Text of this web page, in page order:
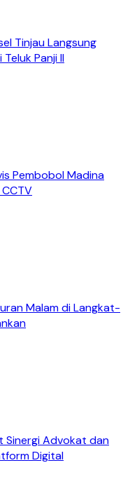
Tinjau Langsung
Panji II
Pembobol Madina
Malam di Langkat-
Sinergi Advokat dan
Digital